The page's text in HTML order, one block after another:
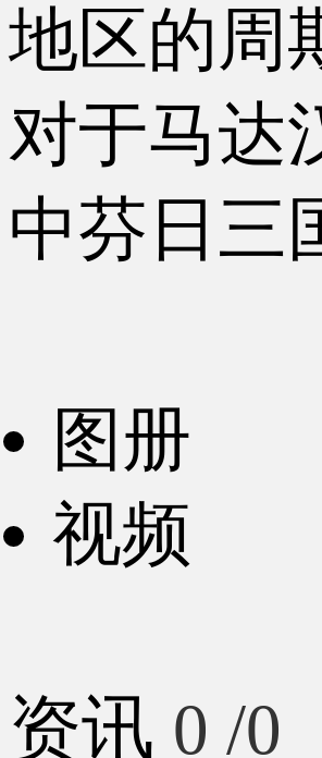
地区的周
对于马达
中芬日三
图册
视频
资讯 0 /0